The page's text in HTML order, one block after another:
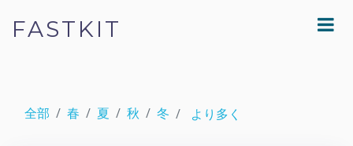
FASTKIT
全部 春 夏 秋 冬 より多く